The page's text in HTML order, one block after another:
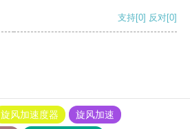
支持[0] 反对[0]
旋风加速度器
旋风加速